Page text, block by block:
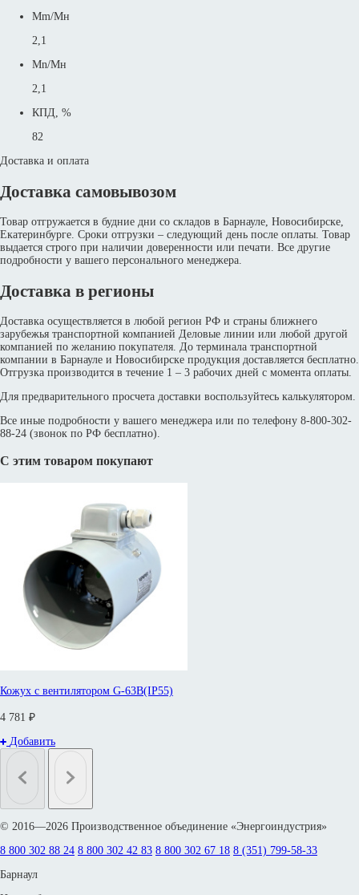
Mm/Mн
2,1
Mn/Mн
2,1
КПД, %
82
Доставка и оплата
Доставка самовывозом
Товар отгружается в будние дни со складов в Барнауле, Новосибирске,
Екатеринбурге. Сроки отгрузки – следующий день после оплаты. Товар
выдается строго при наличии доверенности или печати. Все другие
подробности у вашего персонального менеджера.
Доставка в регионы
Доставка осуществляется в любой регион РФ и страны ближнего
зарубежья транспортной компанией Деловые линии или любой другой
компанией по желанию покупателя. До терминала транспортной
компании в Барнауле и Новосибирске продукция доставляется бесплатно.
Отгрузка производится в течение 1 – 3 рабочих дней с момента оплаты.
Для предварительного просчета доставки воспользуйтесь калькулятором.
Все иные подробности у вашего менеджера или по телефону 8-800-302-
88-24 (звонок по РФ бесплатно).
С этим товаром покупают
Кожух с вентилятором G-63B(IP55)
4 781 ₽
Добавить
© 2016—2026 Производственное объединение «Энергоиндустрия»
8 800 302 88 24 8 800 302 42 83 8 800 302 67 18 8 (351) 799-58-33
Барнаул